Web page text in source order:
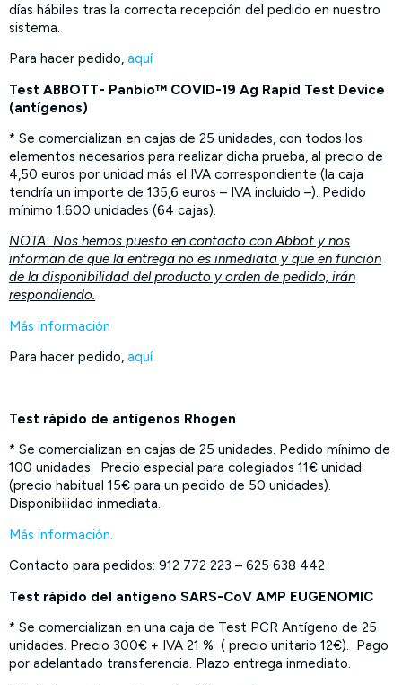
días hábiles tras la correcta recepción del pedido en nuestro
sistema.
Para hacer pedido, aquí
Test ABBOTT- Panbio™ COVID-19 Ag Rapid Test Device
(antígenos)
* Se comercializan en cajas de 25 unidades, con todos los
elementos necesarios para realizar dicha prueba, al precio de
4,50 euros por unidad más el IVA correspondiente (la caja
tendría un importe de 135,6 euros – IVA incluido –). Pedido
mínimo 1.600 unidades (64 cajas).
NOTA: Nos hemos puesto en contacto con Abbot y nos
informan de que la entrega no es inmediata y que en función
de la disponibilidad del producto y orden de pedido, irán
respondiendo.
Más información
Para hacer pedido, aquí
Test rápido de antígenos Rhogen
* Se comercializan en cajas de 25 unidades. Pedido mínimo de
100 unidades. Precio especial para colegiados 11€ unidad
(precio habitual 15€ para un pedido de 50 unidades).
Disponibilidad inmediata.
Más información.
Contacto para pedidos: 912 772 223 – 625 638 442
Test rápido del antígeno SARS-CoV AMP EUGENOMIC
* Se comercializan en una caja de Test PCR Antígeno de 25
unidades. Precio 300€ + IVA 21 % ( precio unitario 12€). Pago
por adelantado transferencia. Plazo entrega inmediato.